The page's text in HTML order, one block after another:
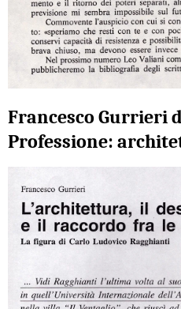
Francesco Gurrieri
Professione: